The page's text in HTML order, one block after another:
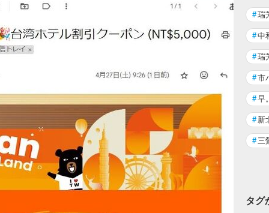
#瑞
#中
#瑞
#市
#早
# 新
#三
タグ